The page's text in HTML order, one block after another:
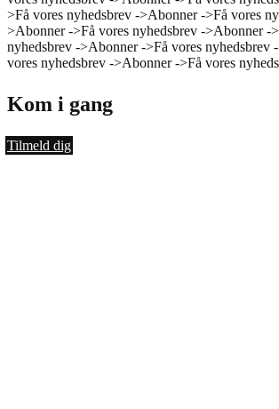
>Få vores nyhedsbrev ->Abonner ->Få vores
>Abonner ->Få vores nyhedsbrev ->Abonner ->
nyhedsbrev ->Abonner ->Få vores nyhedsbrev
vores nyhedsbrev ->Abonner ->Få vores
Kom i gang
Tilmeld dig